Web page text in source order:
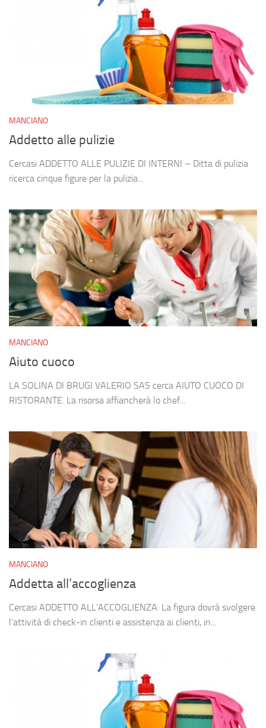
MANCIANO
Addetto alle pulizie
Cercasi ADDETTO ALLE PULIZIE DI INTERNI – Ditta di pulizia
ricerca cinque figure per la pulizia...
MANCIANO
Aiuto cuoco
LA SOLINA DI BRUGI VALERIO SAS cerca AIUTO CUOCO DI
RISTORANTE. La risorsa affiancherà lo chef...
MANCIANO
Addetta all’accoglienza
Cercasi ADDETTO ALL’ACCOGLIENZA. La figura dovrà svolgere
l’attività di check-in clienti e assistenza ai clienti, in...